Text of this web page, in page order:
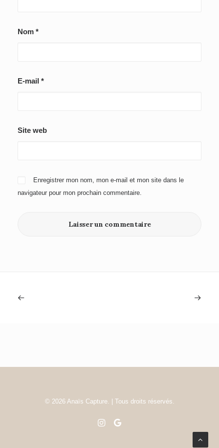
Nom *
E-mail *
Site web
Enregistrer mon nom, mon e-mail et mon site dans le
navigateur pour mon prochain commentaire.
© 2026 Anaïs Capture. | Tous droits réservés.